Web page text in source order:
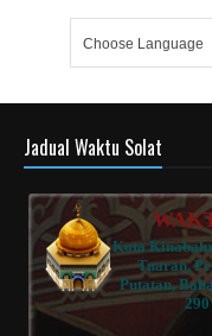
Jadual Waktu Solat